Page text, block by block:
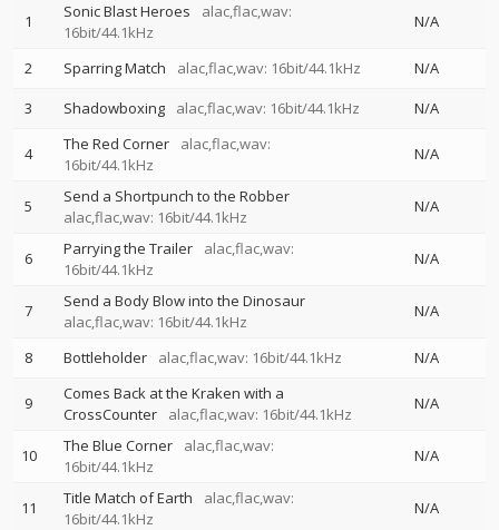
1 Sonic Blast Heroes
alac,flac,wav:
16bit/44.1kHz
N/A
2 Sparring Match alac,flac,wav: 16bit/44.1kHz
N/A
3
Shadowboxing alac,flac,wav: 16bit/44.1kHz N/A
4 The Red Corner
alac,flac,wav:
16bit/44.1kHz
N/A
5
Send a Shortpunch to the Robber
alac,flac,wav: 16bit/44.1kHz
N/A
6 Parrying the Trailer
alac,flac,wav:
16bit/44.1kHz
N/A
7
Send a Body Blow into the Dinosaur
alac,flac,wav: 16bit/44.1kHz
N/A
8 Bottleholder alac,flac,wav: 16bit/44.1kHz N/A
9
Comes Back at the Kraken with a
CrossCounter
alac,flac,wav: 16bit/44.1kHz
N/A
10 The Blue Corner
alac,flac,wav:
16bit/44.1kHz
N/A
11 Title Match of Earth
alac,flac,wav:
16bit/44.1kHz
N/A